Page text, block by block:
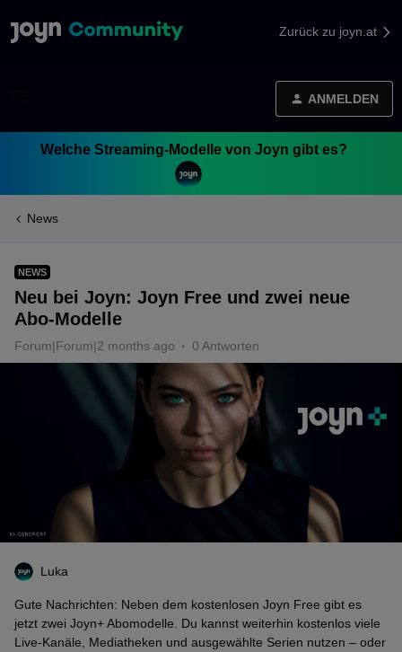
Zurück zu joyn.at
ANMELDEN
Welche Streaming-Modelle von Joyn gibt es?
News
NEWS
Neu bei Joyn: Joyn Free und zwei neue
Abo-Modelle
Forum|Forum|2 months ago 0 Antworten
Luka
Gute Nachrichten: Neben dem kostenlosen Joyn Free gibt es
jetzt zwei Joyn+ Abomodelle. Du kannst weiterhin kostenlos viele
Live‑Kanäle, Mediatheken und ausgewählte Serien nutzen – oder